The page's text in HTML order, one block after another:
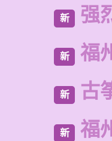
新 强
新 福
新 古
新 福